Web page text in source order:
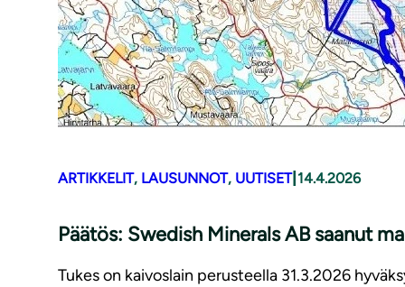
ARTIKKELIT, LAUSUNNOT, UUTISET| 14.4.2026
Päätös: Swedish Minerals AB saanut
Tukes on kaivoslain perusteella 31.3.2026